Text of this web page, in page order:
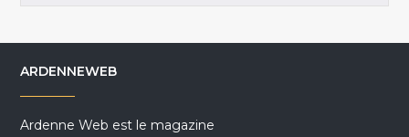
ARDENNEWEB
Ardenne Web est le magazine